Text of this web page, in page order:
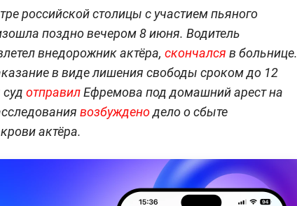
российской столицы с участием пьяного
поздно вечером 8 июня. Водитель
внедорожник актёра, скончался в больнице.
в виде лишения свободы сроком до 12
отправилЕфремова под домашний арест на
возбужденодело о сбыте
актёра.